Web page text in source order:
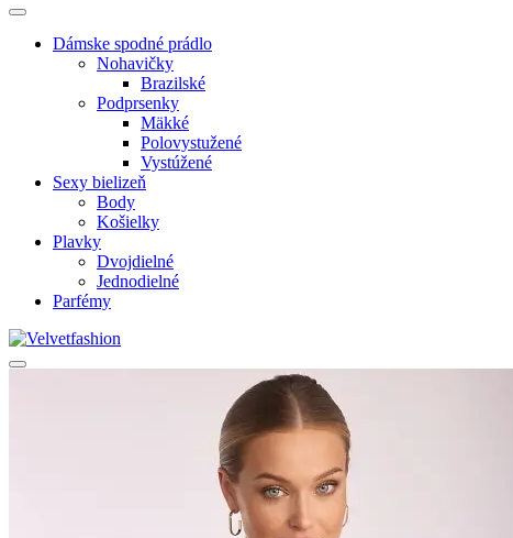
Dámske spodné prádlo
Nohavičky
Brazilské
Podprsenky
Mäkké
Polovystužené
Vystúžené
Sexy bielizeň
Body
Košielky
Plavky
Dvojdielné
Jednodielné
Parfémy